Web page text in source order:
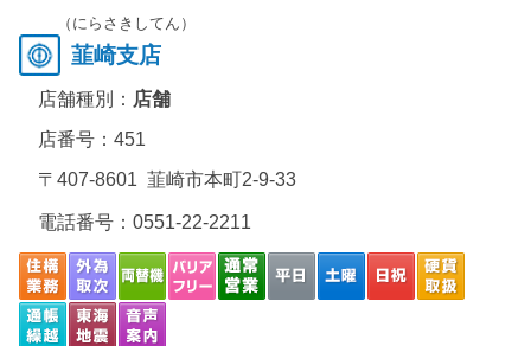
（にらさきしてん）
韮崎支店
店舗種別： 店舗
店番号：451
〒407-8601 韮崎市本町2-9-33
電話番号： 0551-22-2211